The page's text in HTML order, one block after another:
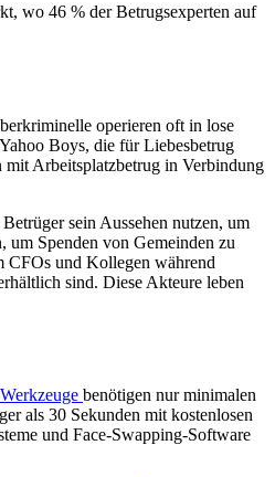
wo 46 % der Betrugsexperten auf
operieren oft in lose
Boys, die für Liebesbetrug
mit Arbeitsplatzbetrug in Verbindung
sein Aussehen nutzen, um
um Spenden von Gemeinden zu
CFOs und Kollegen während
sind. Diese Akteure leben
benötigen nur minimalen
als 30 Sekunden mit kostenlosen
und Face-Swapping-Software